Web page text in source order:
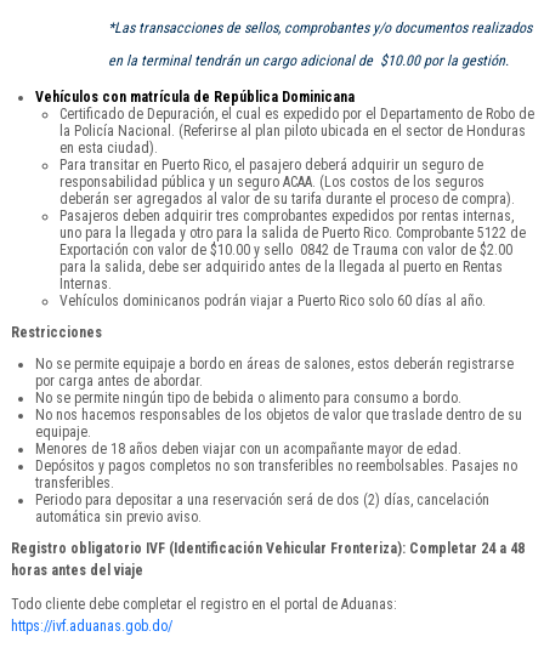
*Las transacciones de sellos, comprobantes y/o documentos realizados
en la terminal tendrán un cargo adicional de $10.00 por la gestión.
Vehículos con matrícula de República Dominicana
Certificado de Depuración, el cual es expedido por el Departamento de Robo de
la Policía Nacional. (Referirse al plan piloto ubicada en el sector de Honduras
en esta ciudad).
Para transitar en Puerto Rico, el pasajero deberá adquirir un seguro de
responsabilidad pública y un seguro ACAA. (Los costos de los seguros
deberán ser agregados al valor de su tarifa durante el proceso de compra).
Pasajeros deben adquirir tres comprobantes expedidos por rentas internas,
uno para la llegada y otro para la salida de Puerto Rico. Comprobante 5122 de
Exportación con valor de $10.00 y sello 0842 de Trauma con valor de $2.00
para la salida, debe ser adquirido antes de la llegada al puerto en Rentas
Internas.
Vehículos dominicanos podrán viajar a Puerto Rico solo 60 días al año.
Restricciones
No se permite equipaje a bordo en áreas de salones, estos deberán registrarse
por carga antes de abordar.
No se permite ningún tipo de bebida o alimento para consumo a bordo.
No nos hacemos responsables de los objetos de valor que traslade dentro de su
equipaje.
Menores de 18 años deben viajar con un acompañante mayor de edad.
Depósitos y pagos completos no son transferibles no reembolsables. Pasajes no
transferibles.
Periodo para depositar a una reservación será de dos (2) días, cancelación
automática sin previo aviso.
Registro obligatorio IVF (Identificación Vehicular Fronteriza): Completar 24 a 48
horas antes del viaje
Todo cliente debe completar el registro en el portal de Aduanas:
https://ivf.aduanas.gob.do/